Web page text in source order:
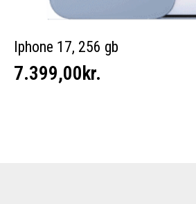
Iphone 17, 256 gb
7.399,00kr.